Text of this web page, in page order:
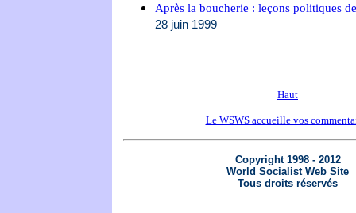
Après la boucherie : leçons politiques
28 juin 1999
Haut
Le WSWS accueille vos
Copyright 1998 - 2012
World Socialist Web Site
Tous droits réservés